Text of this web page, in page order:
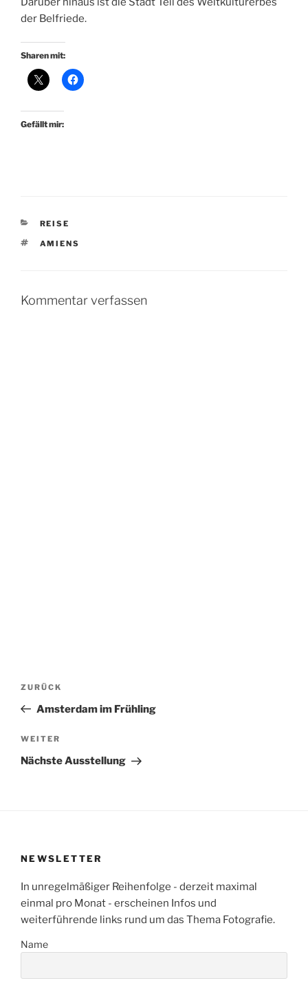
der Belfriede.
Sharen mit:
Gefällt mir:
KATEGORIEN
REISE
SCHLAGWÖRTER
AMIENS
Kommentar verfassen
Beitragsnavigation
Vorheriger
Beitrag
ZURÜCK
Amsterdam im Frühling
Nächster
Beitrag
WEITER
Nächste Ausstellung
NEWSLETTER
In unregelmäßiger Reihenfolge - derzeit maximal
einmal pro Monat - erscheinen Infos und
weiterführende links rund um das Thema Fotografie.
Name